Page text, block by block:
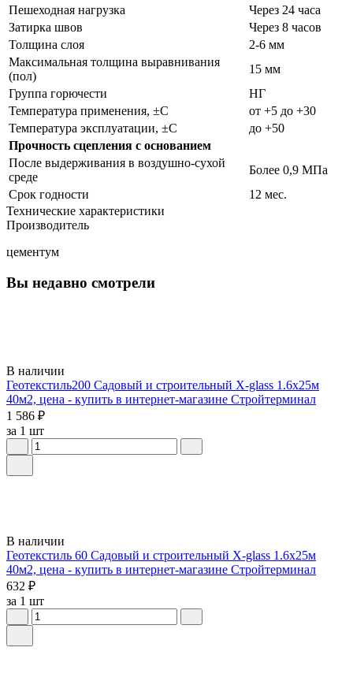
Пешеходная нагрузка
Через 24 часа
Затирка швов
Через 8 часов
Толщина слоя
2-6 мм
Максимальная толщина выравнивания
(пол)
15 мм
Группа горючести
НГ
Температура применения, ±C
от +5 до +30
Температура эксплуатации, ±C
до +50
Прочность сцепления с основанием
После выдерживания в воздушно-сухой
среде
Более 0,9 МПа
Срок годности
12 мес.
Технические характеристики
Производитель
цементум
Вы недавно смотрели
В наличии
Геотекстиль200 Садовый и строительный X-glass 1.6х25м
40м2, цена - купить в интернет-магазине Стройтерминал
1 586 ₽
за 1 шт
В наличии
Геотекстиль 60 Садовый и строительный X-glass 1.6х25м
40м2, цена - купить в интернет-магазине Стройтерминал
632 ₽
за 1 шт